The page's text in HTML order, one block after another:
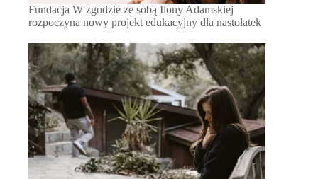
Fundacja W zgodzie ze sobą Ilony Adamskiej
rozpoczyna nowy projekt edukacyjny dla nastolatek